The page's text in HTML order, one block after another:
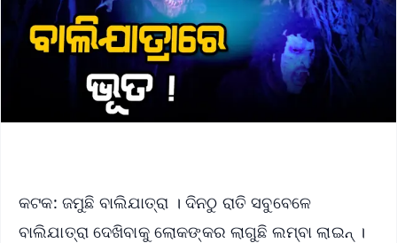
କଟକ: ଜମୁଛି ବାଲିଯାତ୍ରା । ଦିନଠୁ ରାତି ସବୁବେଳେ
ବାଲିଯାତ୍ରା ଦେଖିବାକୁ ଲୋକଙ୍କର ଲାଗୁଛି ଲମ୍ବା ଲାଇନ୍ ।